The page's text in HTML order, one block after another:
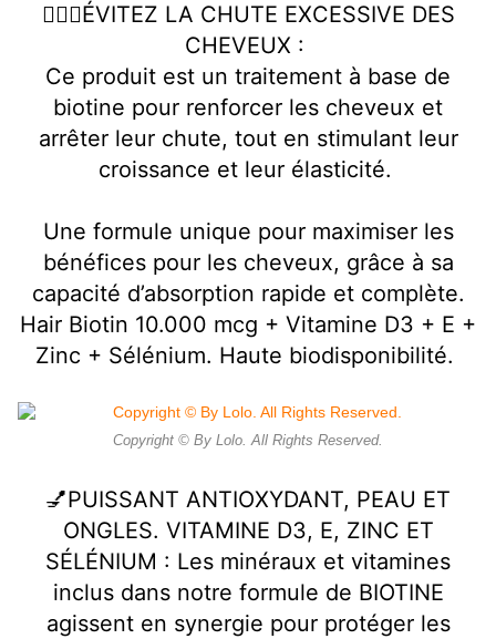
💇🏻‍♀️ÉVITEZ LA CHUTE EXCESSIVE DES
CHEVEUX :
Ce produit est un traitement à base de
biotine pour renforcer les cheveux et
arrêter leur chute, tout en stimulant leur
croissance et leur élasticité.
Une formule unique pour maximiser les
bénéfices pour les cheveux, grâce à sa
capacité d’absorption rapide et complète.
Hair Biotin 10.000 mcg + Vitamine D3 + E +
Zinc + Sélénium. Haute biodisponibilité.
Copyright © By Lolo. All Rights Reserved.
💅PUISSANT ANTIOXYDANT, PEAU ET
ONGLES. VITAMINE D3, E, ZINC ET
SÉLÉNIUM : Les minéraux et vitamines
inclus dans notre formule de BIOTINE
agissent en synergie pour protéger les